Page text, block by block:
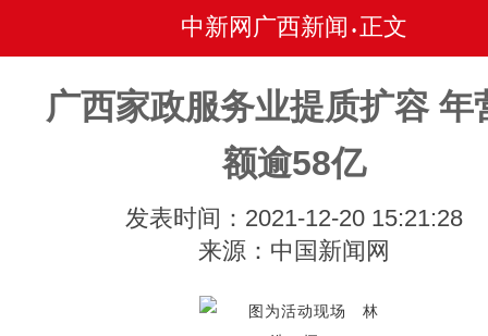
中新网广西新闻 • 正文
广西家政服务业提质扩容 年
额逾58亿
发表时间：2021-12-20 15:21:28
来源：中国新闻网